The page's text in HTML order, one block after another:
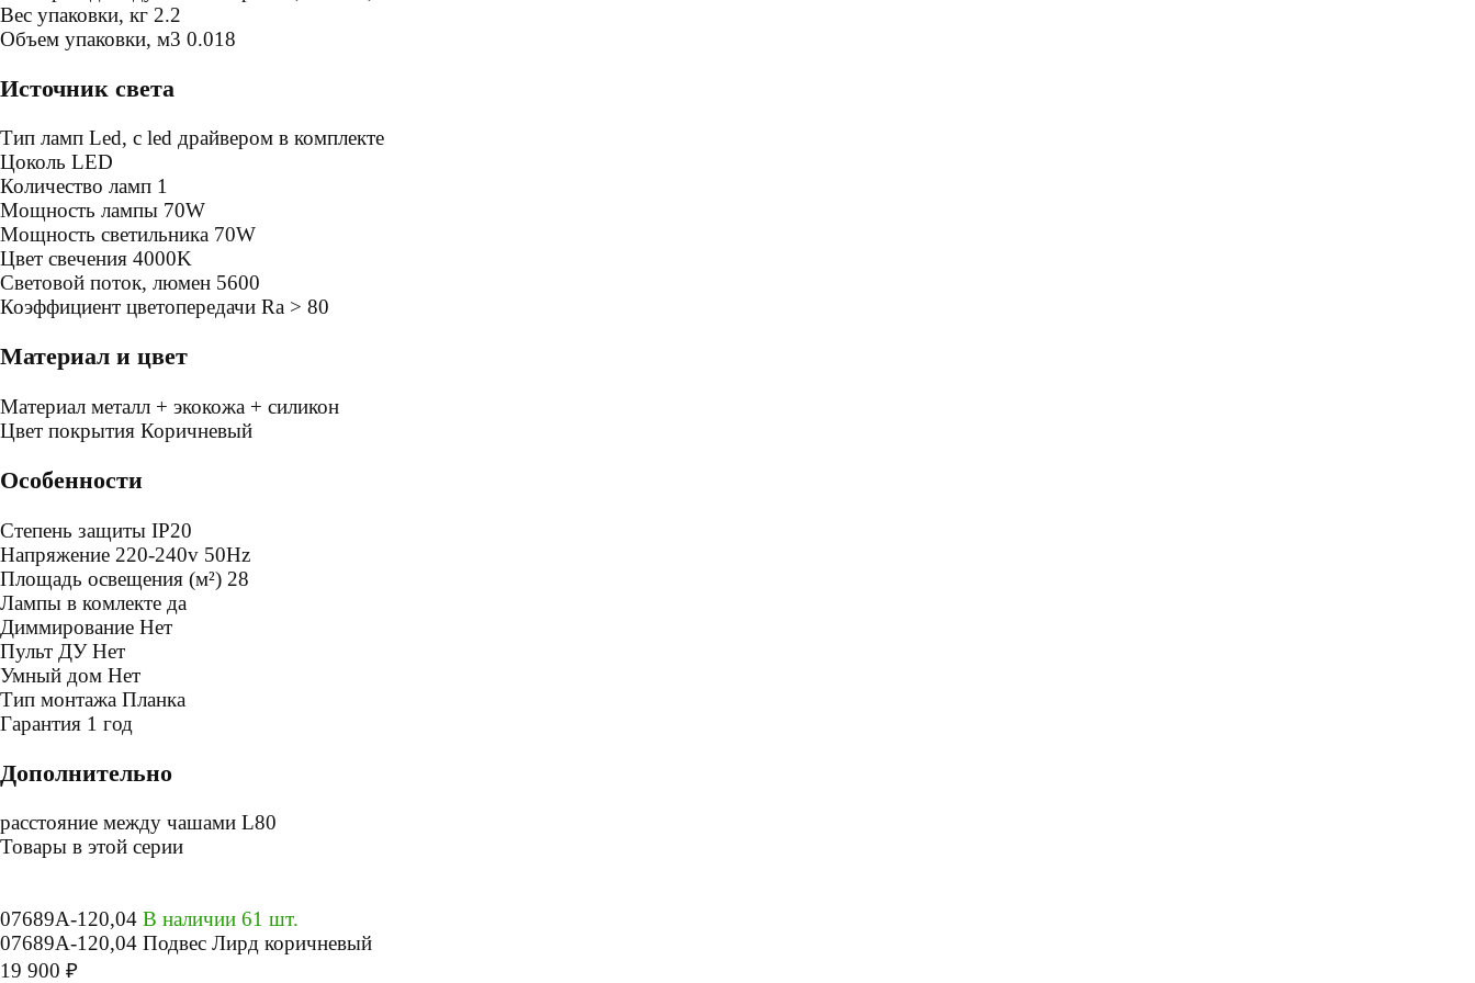
Bес упаковки, кг 2.2
Oбъем упаковки, м3 0.018
Источник света
Тип ламп Led, с led драйвером в комплекте
Цоколь LED
Количество ламп 1
Мощность лампы 70W
Мощность светильника 70W
Цвет свечения 4000K
Световой поток, люмен 5600
Коэффициент цветопередачи Ra > 80
Материал и цвет
Mатериал металл + экокожа + силикон
Цвет покрытия Коричневый
Особенности
Степень защиты IP20
Напряжение 220-240v 50Hz
Площадь освещения (м²) 28
Лампы в комлекте да
Диммирование Нет
Пульт ДУНет
Умный дом Нет
Тип монтажа Планка
Гарантия 1 год
Дополнительно
расстояние между чашами L80
Товары в этой серии
07689A-120,04 В наличии 61 шт.
07689A-120,04 Подвес Лирд коричневый
19 900 ₽